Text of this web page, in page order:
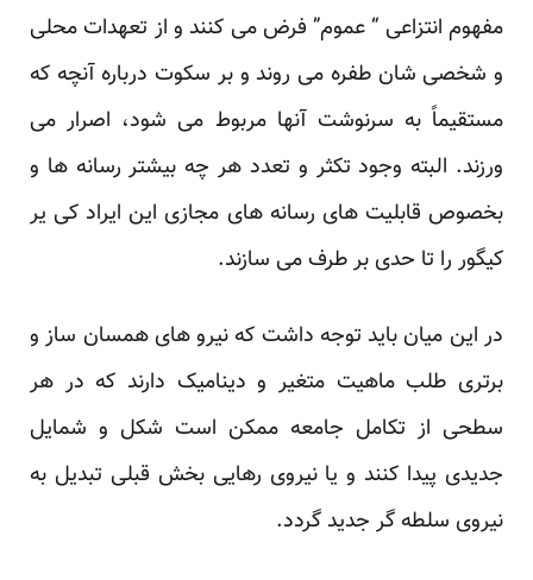
مفهوم انتزاعی “ عموم” فرض می کنند و از تعهدات محلی
و شخصی شان طفره می روند و بر سکوت درباره آنچه که
مستقیماً به سرنوشت آنها مربوط می شود، اصرار می
ورزند. البته وجود تکثر و تعدد هر چه بیشتر رسانه ها و
بخصوص قابلیت های رسانه های مجازی این ایراد کی یر
کیگور را تا حدی بر طرف می سازند.
در این میان باید توجه داشت که نیرو های همسان ساز و
برتری طلب ماهیت متغیر و دینامیک دارند که در هر
سطحی از تکامل جامعه ممکن است شکل و شمایل
جدیدی پیدا کنند و یا نیروی رهایی بخش قبلی تبدیل به
نیروی سلطه گر جدید گردد.